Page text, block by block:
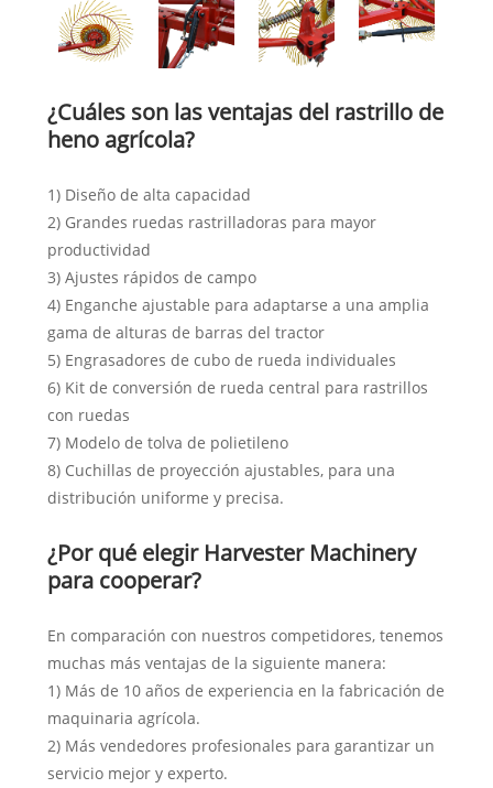
¿Cuáles son las ventajas del rastrillo de
heno agrícola?
1) Diseño de alta capacidad
2) Grandes ruedas rastrilladoras para mayor
productividad
3) Ajustes rápidos de campo
4) Enganche ajustable para adaptarse a una amplia
gama de alturas de barras del tractor
5) Engrasadores de cubo de rueda individuales
6) Kit de conversión de rueda central para rastrillos
con ruedas
7) Modelo de tolva de polietileno
8) Cuchillas de proyección ajustables, para una
distribución uniforme y precisa.
¿Por qué elegir Harvester Machinery
para cooperar?
En comparación con nuestros competidores, tenemos
muchas más ventajas de la siguiente manera:
1) Más de 10 años de experiencia en la fabricación de
maquinaria agrícola.
2) Más vendedores profesionales para garantizar un
servicio mejor y experto.